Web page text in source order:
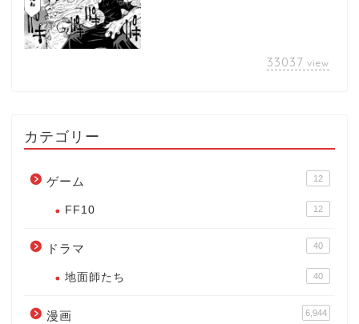
33037 view
カテゴリー
ゲーム 12
FF10 12
ドラマ 40
地面師たち 40
漫画 6,944